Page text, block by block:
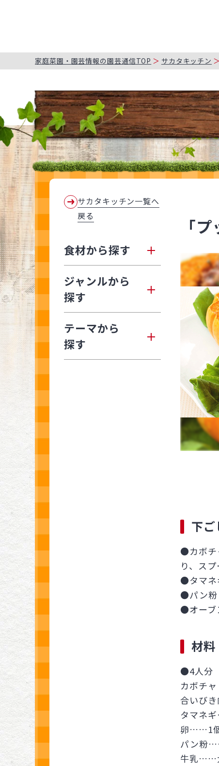
家庭菜園・園芸情報の園芸通信TOP サカタキッチン
「
下ご
●カボチ
り、ス
●タマネ
●パン粉
●オーブ
材料
●4人分
カボチ
合いび
タマネ
卵……1
パン粉
牛乳……
サカタキッチン一覧へ
戻る
食材から探す
ジャンルから
探す
テーマから
探す